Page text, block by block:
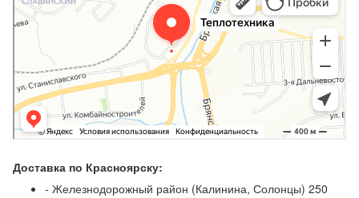
Доставка по Красноярску:
- Железнодорожный район (Калинина, Солонцы) 250